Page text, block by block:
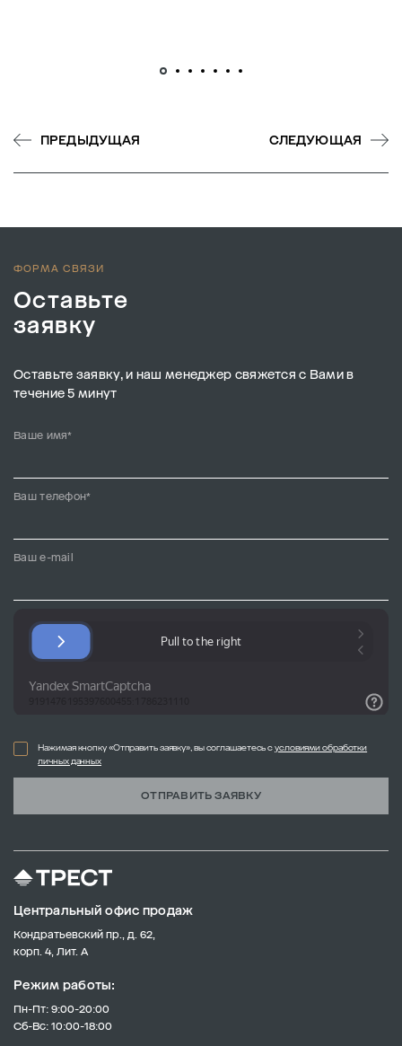
ПРЕДЫДУЩАЯ СЛЕДУЮЩАЯ
ФОРМА СВЯЗИ
Оставьте
заявку
Оставьте заявку, и наш менеджер свяжется с Вами в
течение 5 минут
Ваше имя*
Ваш телефон*
Ваш e-mail
Нажимая кнопку «Отправить заявку», вы соглашаетесь сусловиями обработки
личных данных
ОТПРАВИТЬ ЗАЯВКУ
Центральный офис продаж
Кондратьевский пр., д. 62,
корп. 4, Лит. А
Режим работы:
Пн-Пт: 9:00-20:00
Сб-Вс: 10:00-18:00